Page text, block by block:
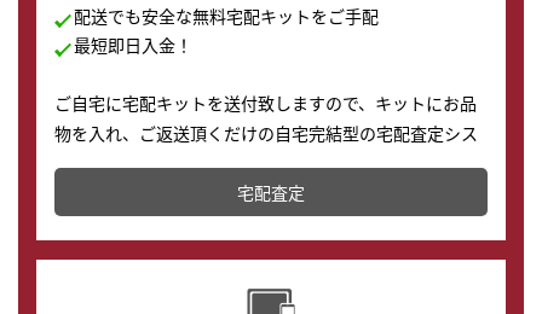
配送でも安全な無料宅配キットをご手配
最短即日入金！
ご自宅に宅配キットを送付致しますので、キットにお品
物を入れ、ご返送頂くだけの自宅完結型の宅配査定シス
テムです。
配送でも簡単&安全に査定・買取に出すことが可能で
す。
宅配査定